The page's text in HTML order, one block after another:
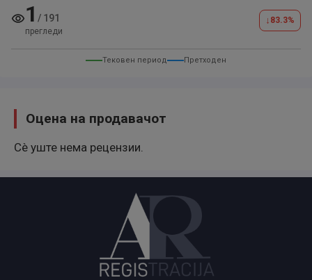
1 / 191
прегледи
↓ 83.3%
Тековен период Претходен
Оцена на продавачот
Сè уште нема рецензии.